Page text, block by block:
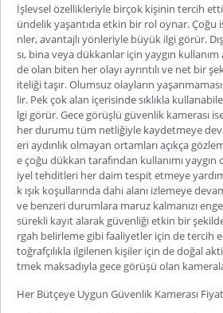
İşlevsel özellikleriyle birçok kişinin tercih
ündelik yaşantıda etkin bir rol oynar. Çoğu
nler, avantajlı yönleriyle büyük ilgi görür.
sı, bina veya dükkanlar için yaygın kullanım
de olan biten her olayı ayrıntılı ve net bir
iteliği taşır. Olumsuz olayların
lir. Pek çok alan içerisinde sıklıkla
lgi görür.Gece görüşlü güvenlik kamerası
her durumu tüm netliğiyle kaydetmeye
eri aydınlık olmayan ortamları açıkça
e çoğu dükkan tarafından kullanımı
iyel tehditleri her daim tespit etmeye
k ışık koşullarında dahi alanı izlemeye
ve benzeri durumlara maruz kalmanızı
sürekli kayıt alarak güvenliği etkin bir
rgah belirleme gibi faaliyetler için de tercih
toğrafçılıkla ilgilenen kişiler için de doğal
tmek maksadıyla gece görüşü olan
Her Bütçeye Uygun Güvenlik Kamerası